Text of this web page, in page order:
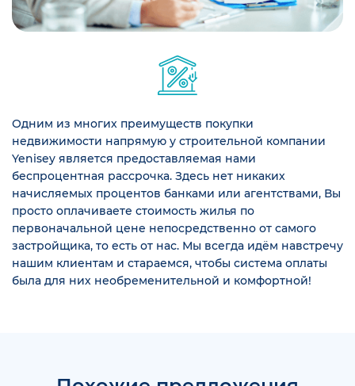
Одним из многих преимуществ покупки
недвижимости напрямую у строительной компании
Yenisey является предоставляемая нами
беспроцентная рассрочка. Здесь нет никаких
начисляемых процентов банками или агентствами, Вы
просто оплачиваете стоимость жилья по
первоначальной цене непосредственно от самого
застройщика, то есть от нас. Мы всегда идём навстречу
нашим клиентам и стараемся, чтобы система оплаты
была для них необременительной и комфортной!